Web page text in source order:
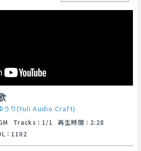
うり(Yuli Audio Craft)
Tracks ： 1/1 再生時間 ： 2:28
： 1102